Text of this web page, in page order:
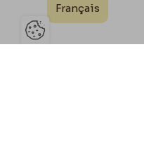
Français
Ouvrir la